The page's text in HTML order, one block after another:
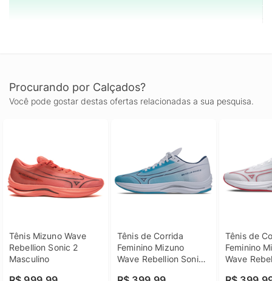
Procurando por Calçados?
Você pode gostar destas ofertas relacionadas a sua pesquisa.
Tênis Mizuno Wave
Rebellion Sonic 2
Masculino
Tênis de Corrida
Feminino Mizuno
Wave Rebellion Sonic
Tênis de
Feminino
Wave